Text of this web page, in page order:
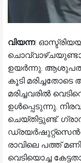
വിയന്ന:
ഉയർന്നു.
കൂടി
മരിച്ചവരിൽ
ഉൾപ്പെടുന്നു.
ചെയ്തിട്ടുണ്ട്.
രാവിലെ പത്ത്
വെടിയൊച്ച